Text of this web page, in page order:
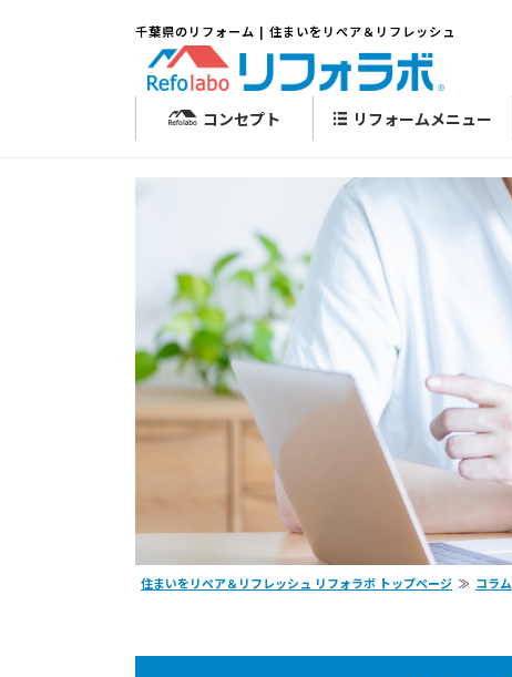
千葉県のリフォーム | 住まいをリペア＆リフレッシュ
コンセプト リフォームメニュー
住まいをリペア＆リフレッシュ リフォラボ トップページ コラム